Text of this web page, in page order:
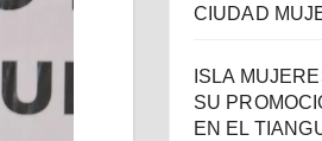
CIUDAD
ISLA
SU
EN EL